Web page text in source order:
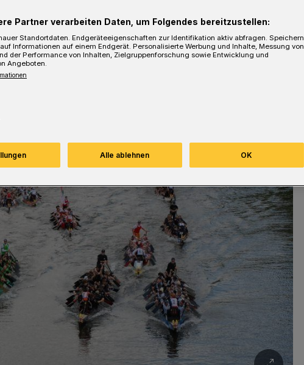
Partner verarbeiten Daten, um Folgendes bereitzustellen:
Standortdaten. Endgeräteeigenschaften zur Identifikation aktiv abfragen. Speichern
Informationen auf einem Endgerät. Personalisierte Werbung und Inhalte, Messung von
der Performance von Inhalten, Zielgruppenforschung sowie Entwicklung und
Angeboten.
Alle ablehnen OK